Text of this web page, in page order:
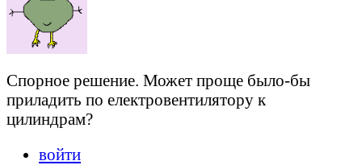
Спорное решение. Может проще было-бы
приладить по електровентилятору к
цилиндрам?
войти